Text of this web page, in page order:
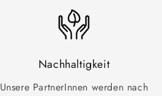
Nachhaltigkeit
Unsere PartnerInnen werden nach